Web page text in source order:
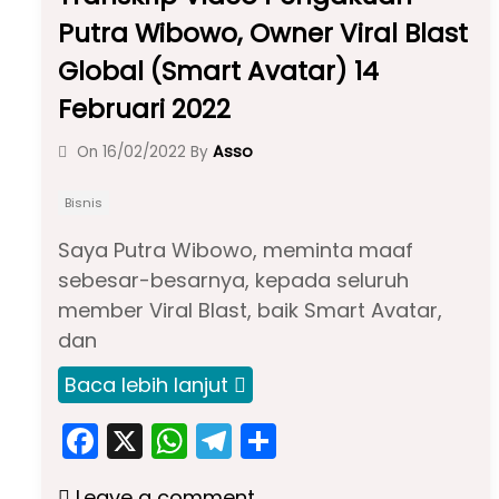
Putra Wibowo, Owner Viral Blast
Global (Smart Avatar) 14
Februari 2022
On 16/02/2022 By Asso
Bisnis
Saya Putra Wibowo, meminta maaf
sebesar-besarnya, kepada seluruh
member Viral Blast, baik Smart Avatar,
dan
Baca lebih lanjut
F
a
X W
h
T
el